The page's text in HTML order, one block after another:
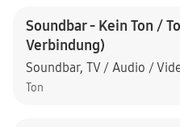
Soundbar - Kein Ton /
Verbindung)
Soundbar, TV / Audio /
Ton